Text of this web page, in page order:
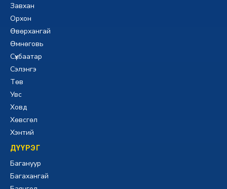
Завхан
Орхон
Өвөрхангай
Өмнөговь
Сүхбаатар
Сэлэнгэ
Төв
Увс
Ховд
Хөвсгөл
Хэнтий
ДҮҮРЭГ
Багануур
Багахангай